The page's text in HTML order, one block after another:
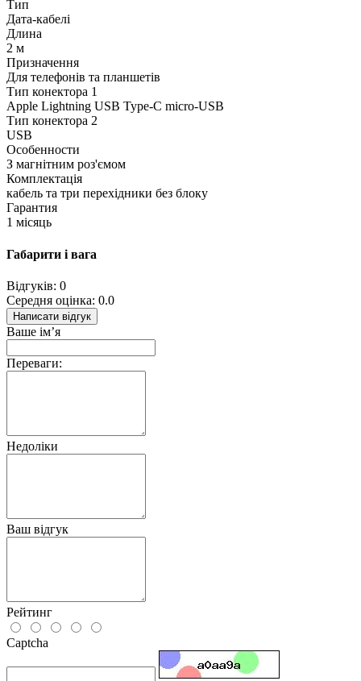
Тип
Дата-кабелі
Длина
2 м
Призначення
Для телефонів та планшетів
Тип конектора 1
Apple Lightning USB Type-C micro-USB
Тип конектора 2
USB
Особенности
З магнітним роз'ємом
Комплектація
кабель та три перехідники без блоку
Гарантия
1 місяць
Габарити і вага
Відгуків: 0
Середня оцінка: 0.0
Написати відгук
Ваше ім’я
Переваги:
Недоліки
Ваш відгук
Рейтинг
Captcha